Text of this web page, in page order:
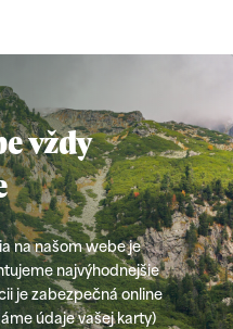
vždy
na našom webe je
najvýhodnejšie
je zabezpečná online
údaje vašej karty)